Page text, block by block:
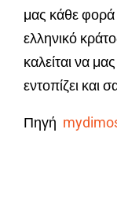
μας κάθε
ελληνικό
καλείται να
εντοπίζει και
Πηγή